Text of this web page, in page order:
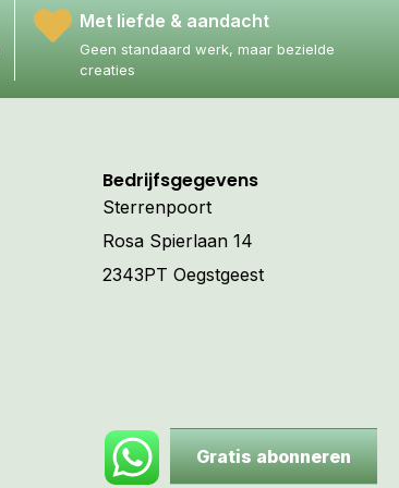
Met liefde & aandacht
Geen standaard werk, maar bezielde
creaties
Bedrijfsgegevens
Sterrenpoort
Rosa Spierlaan 14
2343PT Oegstgeest
Gratis abonneren